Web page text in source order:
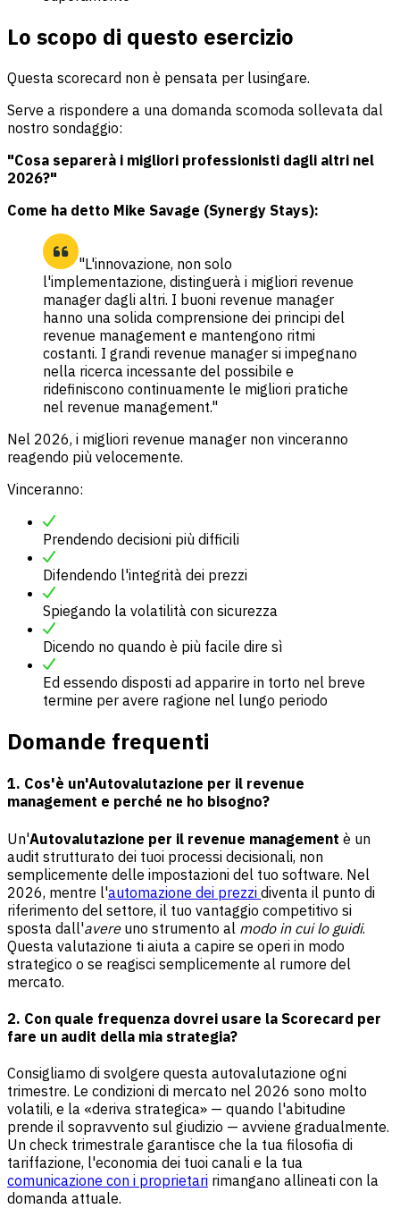
Lo scopo di questo esercizio
Questa scorecard non è pensata per lusingare.
Serve a rispondere a una domanda scomoda sollevata dal
nostro sondaggio:
"Cosa separerà i migliori professionisti dagli altri nel
2026?"
Come ha detto Mike Savage (Synergy Stays):
"L'innovazione, non solo
l'implementazione, distinguerà i migliori revenue
manager dagli altri. I buoni revenue manager
hanno una solida comprensione dei principi del
revenue management e mantengono ritmi
costanti. I grandi revenue manager si impegnano
nella ricerca incessante del possibile e
ridefiniscono continuamente le migliori pratiche
nel revenue management."
Nel 2026, i migliori revenue manager non vinceranno
reagendo più velocemente.
Vinceranno:
Prendendo decisioni più difficili
Difendendo l'integrità dei prezzi
Spiegando la volatilità con sicurezza
Dicendo no quando è più facile dire sì
Ed essendo disposti ad apparire in torto nel breve
termine per avere ragione nel lungo periodo
Domande frequenti
1. Cos'è un'Autovalutazione per il revenue
management e perché ne ho bisogno?
Un'Autovalutazione per il revenue management è un
audit strutturato dei tuoi processi decisionali, non
semplicemente delle impostazioni del tuo software. Nel
2026, mentre l'automazione dei prezzi diventa il punto di
riferimento del settore, il tuo vantaggio competitivo si
sposta dall'avereuno strumento al modo in cui lo guidi.
Questa valutazione ti aiuta a capire se operi in modo
strategico o se reagisci semplicemente al rumore del
mercato.
2. Con quale frequenza dovrei usare la Scorecard per
fare un audit della mia strategia?
Consigliamo di svolgere questa autovalutazione ogni
trimestre. Le condizioni di mercato nel 2026 sono molto
volatili, e la «deriva strategica» — quando l'abitudine
prende il sopravvento sul giudizio — avviene gradualmente.
Un check trimestrale garantisce che la tua filosofia di
tariffazione, l'economia dei tuoi canali e la tua
comunicazione con i proprietari rimangano allineati con la
domanda attuale.